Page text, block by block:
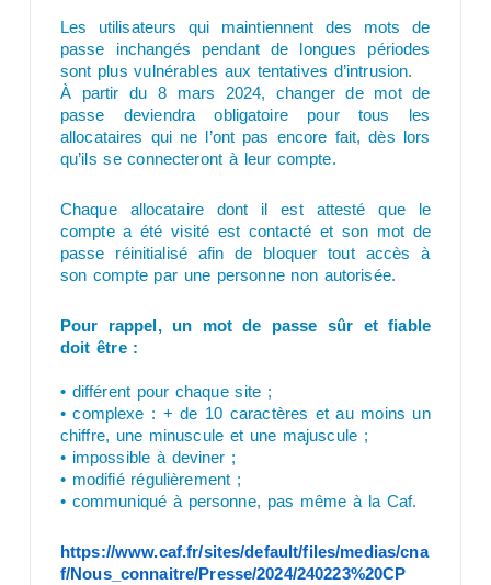
Les utilisateurs qui maintiennent des mots de
passe inchangés pendant de longues périodes
sont plus vulnérables aux tentatives d’intrusion.
À partir du 8 mars 2024, changer de mot de
passe deviendra obligatoire pour tous les
allocataires qui ne l’ont pas encore fait, dès lors
qu’ils se connecteront à leur compte.
Chaque allocataire dont il est attesté que le
compte a été visité est contacté et son mot de
passe réinitialisé afin de bloquer tout accès à
son compte par une personne non autorisée.
Pour rappel, un mot de passe sûr et fiable
doit être :
• différent pour chaque site ;
• complexe : + de 10 caractères et au moins un
chiffre, une minuscule et une majuscule ;
• impossible à deviner ;
• modifié régulièrement ;
• communiqué à personne, pas même à la Caf.
https://www.caf.fr/sites/default/files/medias/cna
f/Nous_connaitre/Presse/2024/240223%20CP